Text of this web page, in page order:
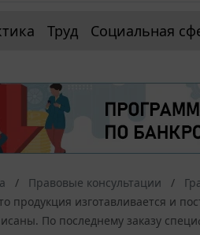
Труд Социальная
Правовые консультации
продукция изготавливается и
По последнему заказу